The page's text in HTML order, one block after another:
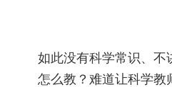
如此没有科学常识、不
怎么教？难道让科学教